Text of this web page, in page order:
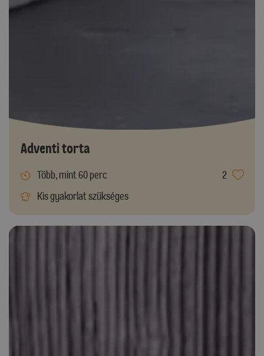
Adventi torta
Több, mint 60 perc
2
Kis gyakorlat szükséges